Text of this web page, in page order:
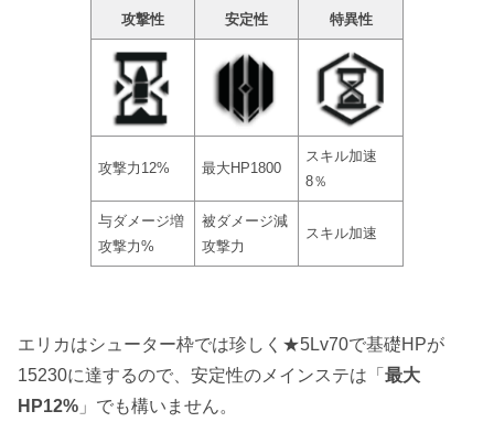
攻撃性 安定性 特異性
攻撃力12% 最大HP1800
スキル加速
8％
与ダメージ増
攻撃力%
被ダメージ減
攻撃力
スキル加速
エリカはシューター枠では珍しく★5Lv70で基礎HPが
15230に達するので、安定性のメインステは「 最大
HP12% 」でも構いません。